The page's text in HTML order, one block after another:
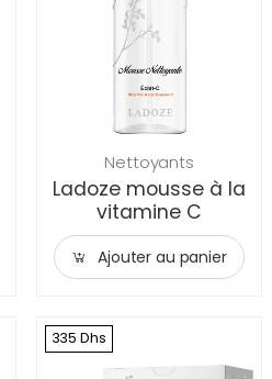
Nettoyants
Ladoze mousse à la
vitamine C
Ajouter au panier
335 Dhs